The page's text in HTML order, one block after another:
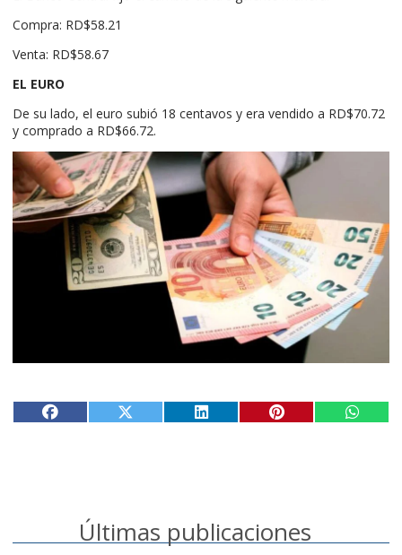
Compra: RD$58.21
Venta: RD$58.67
EL EURO
De su lado, el euro subió 18 centavos y era vendido a RD$70.72
y comprado a RD$66.72.
Últimas publicaciones